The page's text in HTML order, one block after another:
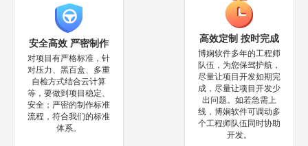
安全高效 严密制作
对项目有严格标准，针
对压力、黑百盒、多重
自检方式结合云计算
等，要做到项目稳定、
安全；严密的制作标准
流程，符合我们的标准
体系。
高效定制 按时完成
博娴软件多年的工程师
队伍，为您保驾护航，
尽量让项目开发如期完
成，尽量让项目开发少
出问题。如若急需上
线，博娴软件可调动多
个工程师队伍同时协助
开发。